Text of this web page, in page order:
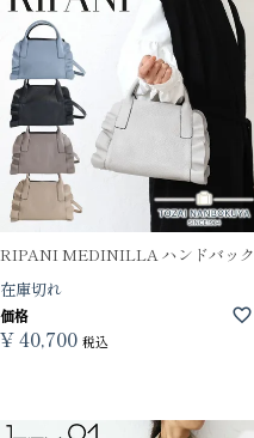
RIPANI MEDINILLA ハンドバック
在庫切れ
価格
¥40,700 税込